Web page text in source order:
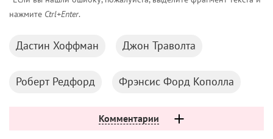
нажмите Ctrl+Enter.
Дастин Хоффман Джон Траволта
Роберт Редфорд Фрэнсис Форд Кополла
Комментарии